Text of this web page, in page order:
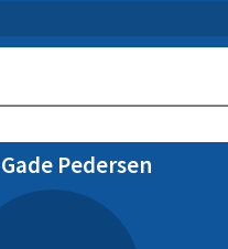
med fokus på den gode
Pedersen